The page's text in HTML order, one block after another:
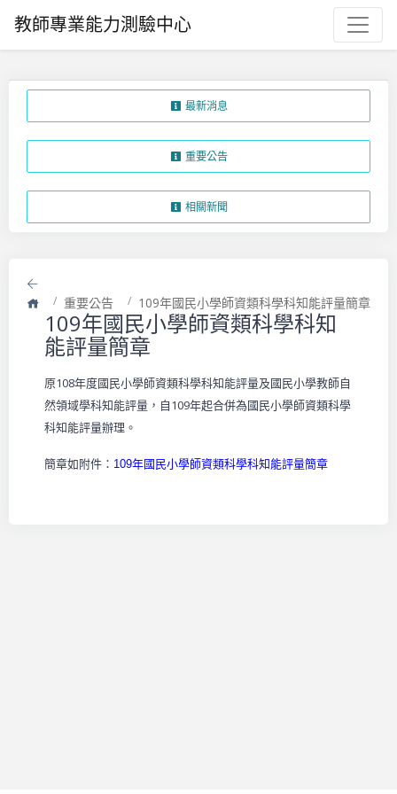
教師專業能力測驗中心
最新消息
重要公告
相關新聞
返回首頁 重要公告 109年國民小學師資類科學科知能評量簡章
109年國民小學師資類科學科知
能評量簡章
原108年度國民小學師資類科學科知能評量及國民小學教師自
然領域學科知能評量，自109年起合併為國民小學師資類科學
科知能評量辦理。
簡章如附件： 109年國民小學師資類科學科知能評量簡章